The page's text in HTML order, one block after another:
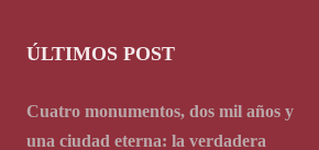
ÚLTIMOS POST
Cuatro monumentos, dos mil años y
una ciudad eterna: la verdadera